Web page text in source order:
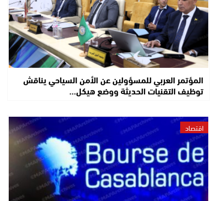
المؤتمر العربي للمسؤولين عن الأمن السياحي يناقش
توظيف التقنيات الحديثة ووضع هيكل…
اقتصاد